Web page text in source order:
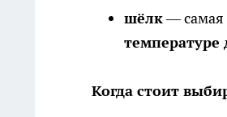
шёлк— самая
температуре
Когда стоит